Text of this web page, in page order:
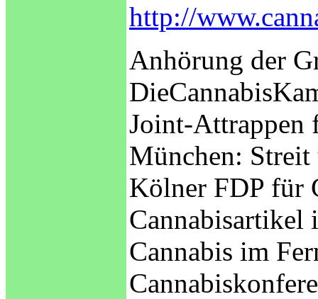
http://
Anhörung der
Joint-Attrappen
München: Streit
Kölner FDP für
Cannabisartikel
Cannabis im